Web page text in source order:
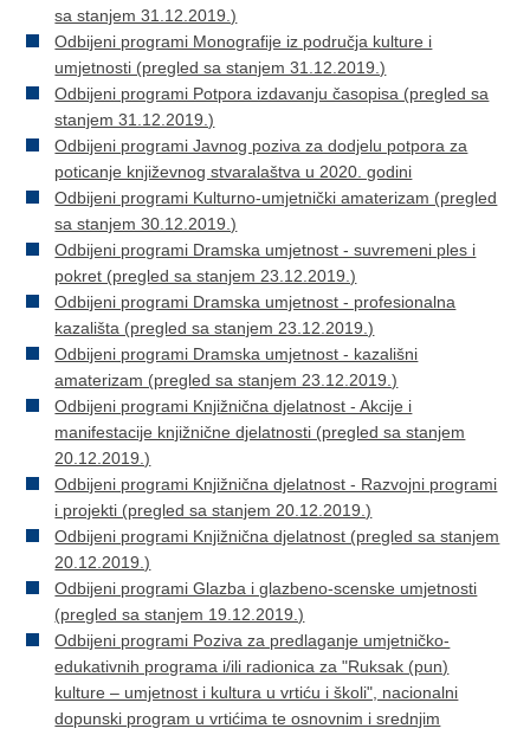
sa stanjem 31.12.2019.)
Odbijeni programi Monografije iz područja kulture i
umjetnosti (pregled sa stanjem 31.12.2019.)
Odbijeni programi Potpora izdavanju časopisa (pregled sa
stanjem 31.12.2019.)
Odbijeni programi Javnog poziva za dodjelu potpora za
poticanje književnog stvaralaštva u 2020. godini
Odbijeni programi Kulturno-umjetnički amaterizam (pregled
sa stanjem 30.12.2019.)
Odbijeni programi Dramska umjetnost - suvremeni ples i
pokret (pregled sa stanjem 23.12.2019.)
Odbijeni programi Dramska umjetnost - profesionalna
kazališta (pregled sa stanjem 23.12.2019.)
Odbijeni programi Dramska umjetnost - kazališni
amaterizam (pregled sa stanjem 23.12.2019.)
Odbijeni programi Knjižnična djelatnost - Akcije i
manifestacije knjižnične djelatnosti (pregled sa stanjem
20.12.2019.)
Odbijeni programi Knjižnična djelatnost - Razvojni programi
i projekti (pregled sa stanjem 20.12.2019.)
Odbijeni programi Knjižnična djelatnost (pregled sa stanjem
20.12.2019.)
Odbijeni programi Glazba i glazbeno-scenske umjetnosti
(pregled sa stanjem 19.12.2019.)
Odbijeni programi Poziva za predlaganje umjetničko-
edukativnih programa i/ili radionica za "Ruksak (pun)
kulture – umjetnost i kultura u vrtiću i školi", nacionalni
dopunski program u vrtićima te osnovnim i srednjim